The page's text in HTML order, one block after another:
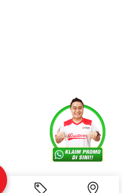
About Us
Article